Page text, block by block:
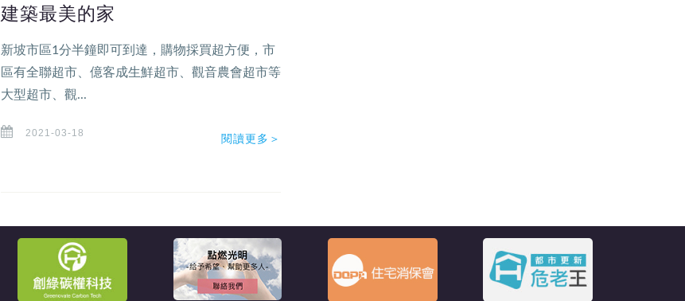
建築最美的家
新坡市區1分半鐘即可到達，購物採買超方便，市
區有全聯超市、億客成生鮮超市、觀音農會超市等
大型超市、觀...
2021-03-18 閱讀更多＞